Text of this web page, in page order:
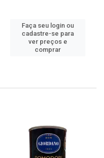
Faça seu login ou
cadastre-se para
ver preços e
comprar